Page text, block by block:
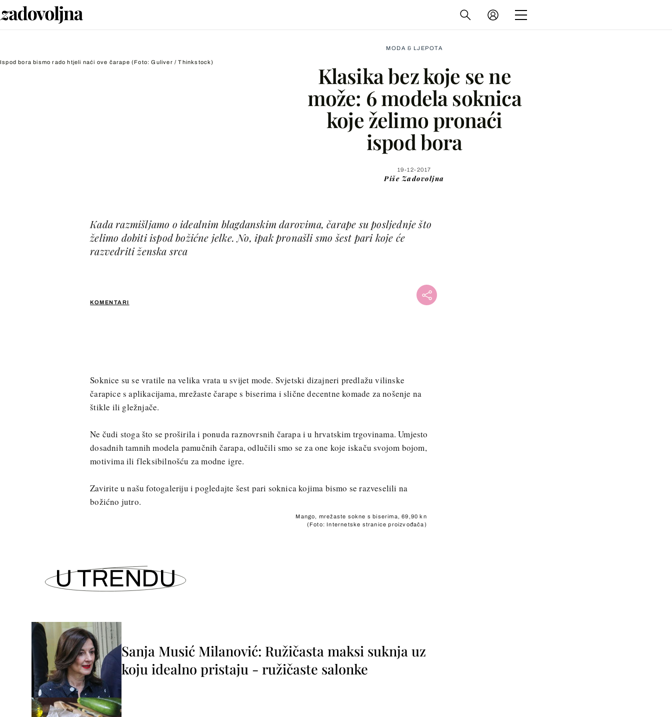
Ispod bora bismo rado htjeli naći ove čarape (Foto: Guliver / Thinkstock)
MODA & LJEPOTA
Klasika bez koje se ne
može: 6 modela soknica
koje želimo pronaći
ispod bora
19-12-2017
Piše Zadovoljna
KOMENTARI
Kada razmišljamo o idealnim blagdanskim darovima, čarape su posljednje što
želimo dobiti ispod božićne jelke. No, ipak pronašli smo šest pari koje će
razvedriti ženska srca
Soknice su se vratile na velika vrata u svijet mode. Svjetski dizajneri predlažu vilinske
čarapice s aplikacijama, mrežaste čarape s biserima i slične decentne komade za nošenje na
štikle ili gležnjače.
Ne čudi stoga što se proširila i ponuda raznovrsnih čarapa i u hrvatskim trgovinama. Umjesto
dosadnih tamnih modela pamučnih čarapa, odlučili smo se za one koje iskaču svojom bojom,
motivima ili fleksibilnošću za modne igre.
Zavirite u našu fotogaleriju i pogledajte šest pari soknica kojima bismo se razveselili na
božićno jutro.
Mango, mrežaste sokne s biserima, 69,90 kn
(Foto: Internetske stranice proizvođača)
U TRENDU
Sanja Musić Milanović: Ružičasta maksi suknja uz
koju idealno pristaju - ružičaste salonke